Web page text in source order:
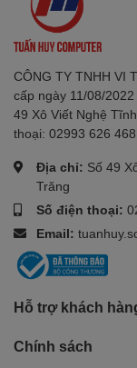
CÔNG TY TNHH VI
cấp ngày 11/08/
49 Xô Viết Nghệ
thoại: 02993 626 468
Địa chỉ: Số 49
Trăng
Số điện thoại:
Email:
Hỗ trợ khách
Chính sách